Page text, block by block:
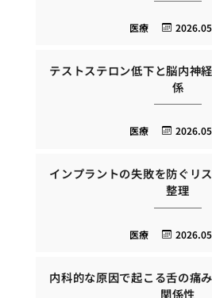
医療
テストステロン低下と脳内神
係
医療
インプラントの失敗を防ぐリ
整理
医療
内科的な原因で起こる舌の痛
関係性